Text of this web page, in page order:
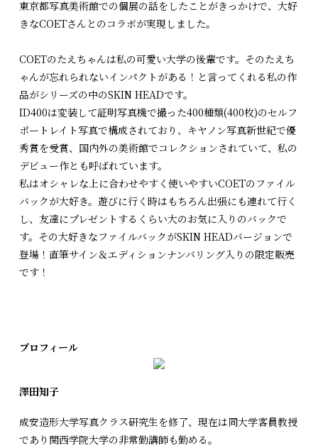
東京都写真美術館での個展の話をしたことがきっかけで、大好
きなCOETさんとのコラボが実現しました。
COETのたえちゃんは私の可愛い大学の後輩です。そのたえち
ゃんが忘れられないインパクトがある！と言ってくれる私の作
品がシリーズの中のSKIN HEADです。
ID400は変装して証明写真機で撮った400種類(400枚)のセルフ
ポートレイト写真で構成されており、キヤノン写真新世紀で優
秀賞を受賞、国内外の美術館でコレクションされていて、私の
デビュー作とも呼ばれています。
私はオシャレな上に合わせやすく使いやすいCOETのファイル
バックが大好き。遊びに行く時はもちろん出張にも連れて行く
し、友達にプレゼントするくらい大のお気に入りのバックで
す。その大好きなファイルバックがSKIN HEADバージョンで
登場！直筆サイン＆エディションナンバリング入りの限定販売
です！
プロフィール
澤田知子
成安造形大学写真クラス研究生を修了、現在は同大学客員教授
であり関西学院大学の非常勤講師も勤める。